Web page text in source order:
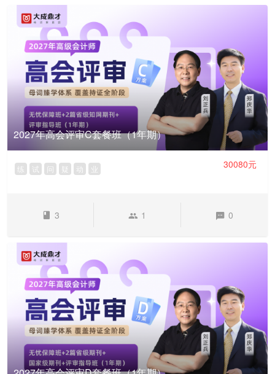
2027年高会评审C套餐班（1年期）
练 试 问 疑 动 业 30080元
3 1 0